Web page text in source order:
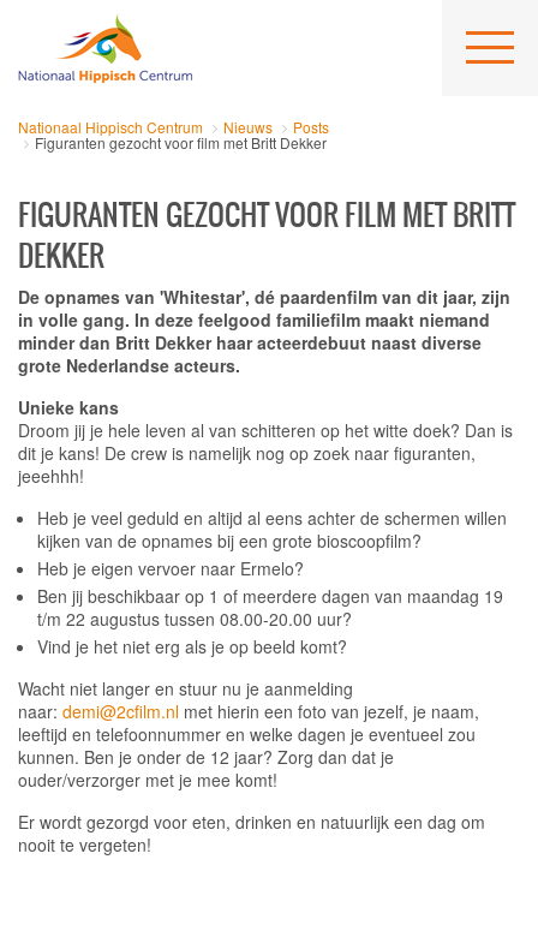
Nationaal Hippisch Centrum Nieuws Posts
Figuranten gezocht voor film met Britt Dekker
FIGURANTEN GEZOCHT VOOR FILM MET BRITT
DEKKER
De opnames van 'Whitestar', dé paardenfilm van dit jaar, zijn
in volle gang. In deze feelgood familiefilm maakt niemand
minder dan Britt Dekker haar acteerdebuut naast diverse
grote Nederlandse acteurs.
Unieke kans
Droom jij je hele leven al van schitteren op het witte doek? Dan is
dit je kans! De crew is namelijk nog op zoek naar figuranten,
jeeehhh!
Heb je veel geduld en altijd al eens achter de schermen willen
kijken van de opnames bij een grote bioscoopfilm?
Heb je eigen vervoer naar Ermelo?
Ben jij beschikbaar op 1 of meerdere dagen van maandag 19
t/m 22 augustus tussen 08.00-20.00 uur?
Vind je het niet erg als je op beeld komt?
Wacht niet langer en stuur nu je aanmelding
naar: demi@2cfilm.nl met hierin een foto van jezelf, je naam,
leeftijd en telefoonnummer en welke dagen je eventueel zou
kunnen. Ben je onder de 12 jaar? Zorg dan dat je
ouder/verzorger met je mee komt!
Er wordt gezorgd voor eten, drinken en natuurlijk een dag om
nooit te vergeten!